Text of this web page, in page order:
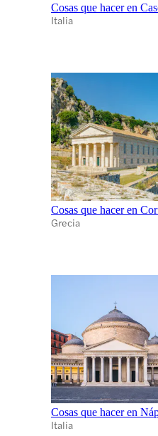
Cosas que hacer en
Italia
Cosas que hacer en
Grecia
Cosas que hacer en
Italia